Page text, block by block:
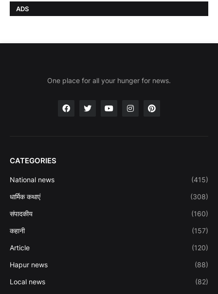
ADS
One place for all your hunger for news.
CATEGORIES
National news (415)
धार्मिक कथाएं (308)
संपादकीय (160)
कहानी (157)
Article (120)
Hapur news (88)
Local news (82)